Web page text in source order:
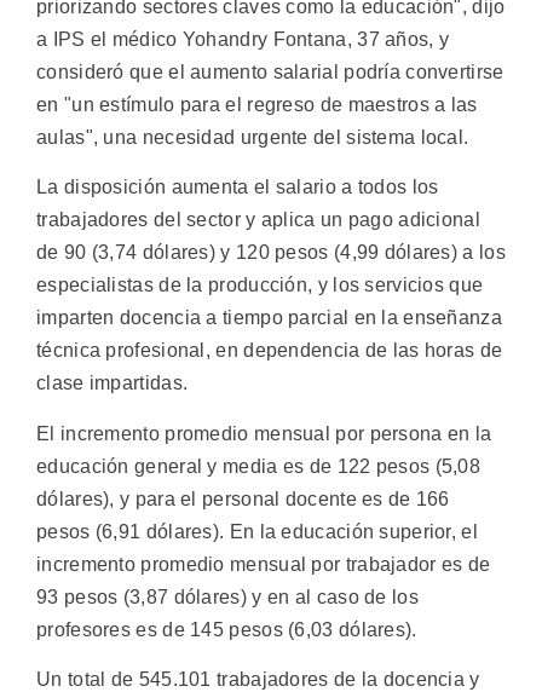
priorizando sectores claves como la educación", dijo
a IPS el médico Yohandry Fontana, 37 años, y
consideró que el aumento salarial podría convertirse
en "un estímulo para el regreso de maestros a las
aulas", una necesidad urgente del sistema local.
La disposición aumenta el salario a todos los
trabajadores del sector y aplica un pago adicional
de 90 (3,74 dólares) y 120 pesos (4,99 dólares) a los
especialistas de la producción, y los servicios que
imparten docencia a tiempo parcial en la enseñanza
técnica profesional, en dependencia de las horas de
clase impartidas.
El incremento promedio mensual por persona en la
educación general y media es de 122 pesos (5,08
dólares), y para el personal docente es de 166
pesos (6,91 dólares). En la educación superior, el
incremento promedio mensual por trabajador es de
93 pesos (3,87 dólares) y en al caso de los
profesores es de 145 pesos (6,03 dólares).
Un total de 545.101 trabajadores de la docencia y